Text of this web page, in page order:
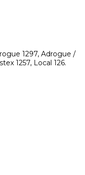
1297, Adrogue /
1257, Local 126.